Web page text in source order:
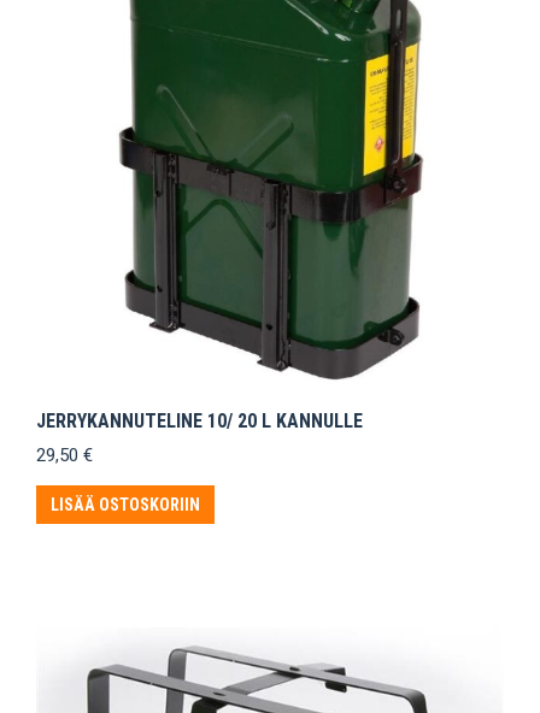
JERRYKANNUTELINE 10/ 20 L KANNULLE
29,50 €
LISÄÄ OSTOSKORIIN